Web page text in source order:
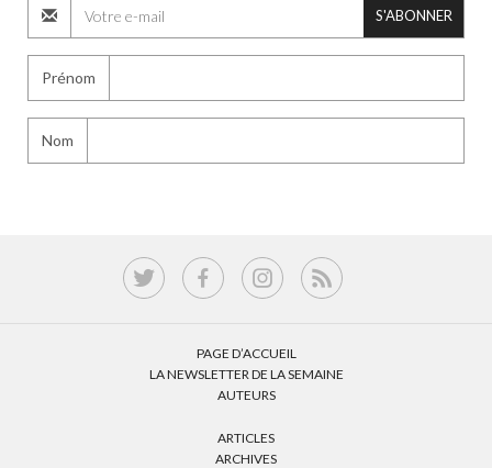
S'ABONNER
Prénom
Nom
PAGE D’ACCUEIL
LA NEWSLETTER DE LA SEMAINE
AUTEURS
ARTICLES
ARCHIVES